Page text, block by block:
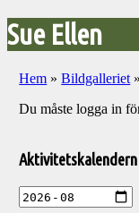
Sue Ellen
Hem »Bildgalleriet »
Du måste logga in
till
aktiviteter
Aktivitetskalendern